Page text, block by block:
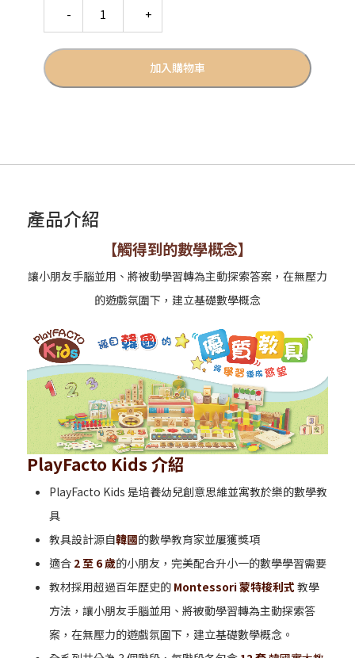
加入購物車
產品介紹
【觸得到的數學概念】
讓小朋友手腦並用、將被動學習轉為主動探索答案，在無壓力
的遊戲氛圍下，建立基礎數學概念
PlayFacto Kids 介紹
PlayFacto Kids 是培養幼兒創意思維並寓教於樂的數學教
具
教具設計源自韓國的數學教育家並屢獲獎項
適合 2 至 6 歲的小朋友，完美配合升小一的數學學習需要
教材採用超過百年歷史的 Montessori 蒙特梭利式教學
方法，讓小朋友手腦並用、將被動學習轉為主動探索答
案，在無壓力的遊戲氛圍下，建立基礎數學概念。